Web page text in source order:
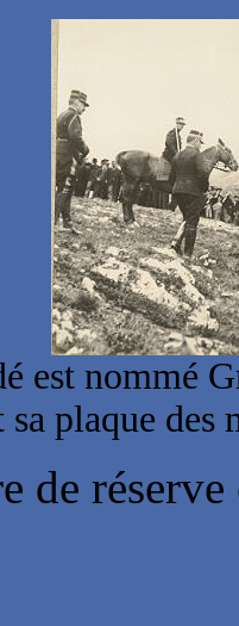
est nommé
sa plaque des
de